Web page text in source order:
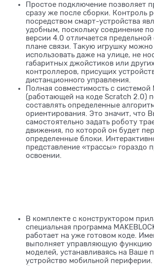
Простое подключение позволяет
сразу же после сборки. Контроль
посредством смарт-устройства
удобным, поскольку соединение
версии 4.0 отличается
плане связи. Такую игрушку
использовать даже на улице, не
габаритных джойстиков или
контроллеров, присущих
дистанционного управления.
Полная совместимость с системой
(работающей на коде Scratch 2.0)
составлять определенные
ориентирования. Это значит, что
самостоятельно задать роботу
движения, по которой он будет
определенные блоки.
представление «трассы» гораздо
освоении.
В комплекте с конструктором
специальная программа
работает на уже готовом коде.
выполняет управляющую функцию
моделей, устанавливаясь на Ваше
устройство мобильной периферии.